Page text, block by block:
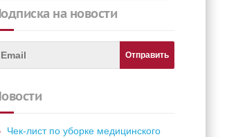
Подписка на новости
Новости
Чек-лист по уборке медицинского